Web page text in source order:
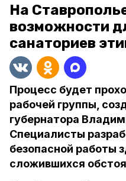
На
возможности
санаториев
Процесс будет
рабочей группы,
губернатора
Специалисты
безопасной работы
сложившихся